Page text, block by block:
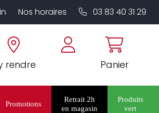
Nos horaires 03 83 40 31 29
rendre Panier
Promotions
Retrait 2h
en magasin
Produits
vert